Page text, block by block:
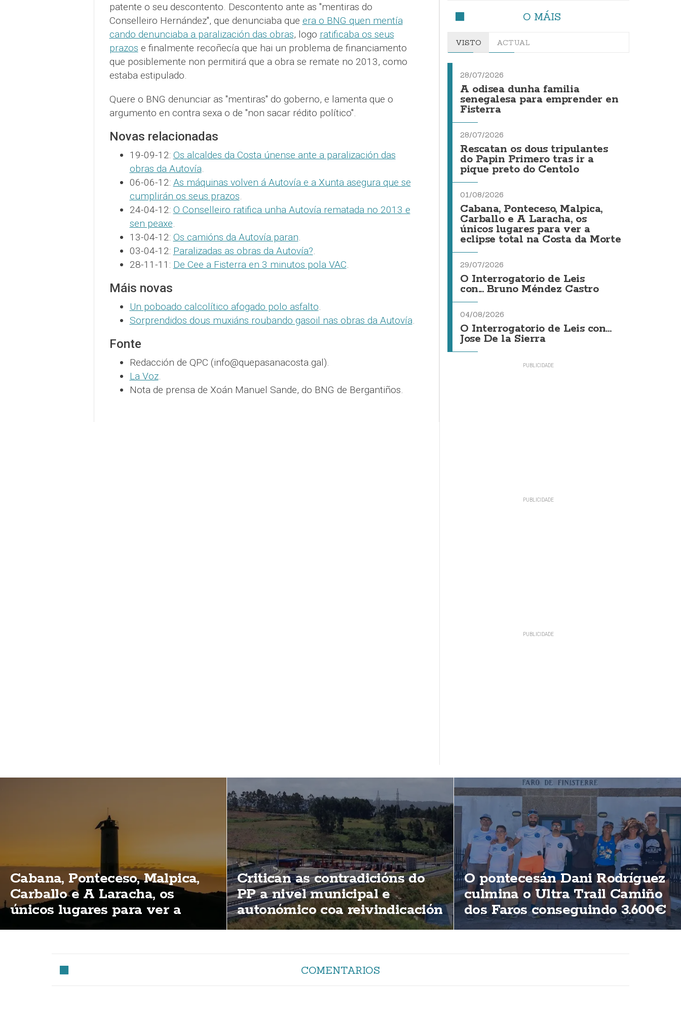
patente o seu descontento. Descontento ante as "mentiras do
Conselleiro Hernández", que denunciaba que era o BNG quen mentía
cando denunciaba a paralización das obras, logo ratificaba os seus
prazos e finalmente recoñecía que hai un problema de financiamento
que posiblemente non permitirá que a obra se remate no 2013, como
estaba estipulado.
Quere o BNG denunciar as "mentiras" do goberno, e lamenta que o
argumento en contra sexa o de "non sacar rédito político".
Novas relacionadas
19-09-12: Os alcaldes da Costa únense ante a paralización das
obras da Autovía.
06-06-12: As máquinas volven á Autovía e a Xunta asegura que se
cumplirán os seus prazos.
24-04-12: O Conselleiro ratifica unha Autovía rematada no 2013 e
sen peaxe.
13-04-12: Os camións da Autovía paran.
03-04-12: Paralizadas as obras da Autovía?.
28-11-11: De Cee a Fisterra en 3 minutos pola VAC.
Máis novas
Un poboado calcolítico afogado polo asfalto.
Sorprendidos dous muxiáns roubando gasoil nas obras da Autovía.
Fonte
Redacción de QPC (info@quepasanacosta.gal).
La Voz.
Nota de prensa de Xoán Manuel Sande, do BNG de Bergantiños.
O MÁIS
VISTO ACTUAL
28/07/2026
A odisea dunha familia
senegalesa para emprender en
Fisterra
28/07/2026
Rescatan os dous tripulantes
do Papin Primero tras ir a
pique preto do Centolo
01/08/2026
Cabana, Ponteceso, Malpica,
Carballo e A Laracha, os
únicos lugares para ver a
eclipse total na Costa da Morte
29/07/2026
O Interrogatorio de Leis
con... Bruno Méndez Castro
04/08/2026
O Interrogatorio de Leis con...
Jose De la Sierra
Cabana, Ponteceso, Malpica,
Carballo e A Laracha, os
únicos lugares para ver a
eclipse total na Costa da
Critican as contradicións do
PP a nivel municipal e
autonómico coa reivindicación
de elimininación das peaxes
O pontecesán Dani Rodríguez
culmina o Ultra Trail Camiño
dos Faros conseguindo 3.600€
para ASFEGA
COMENTARIOS